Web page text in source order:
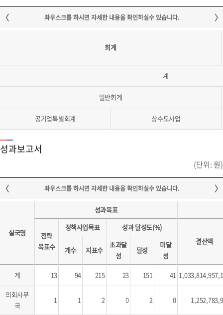
회계
계
일반회계
공기업특별회계 상수도사업
성과보고서
(단위: 원)
실국명
성과목표
전략
목표수
정책사업목표
성과 달성도(%)
결산액
개수
지표수
초과달
성
달성
미달
성
계 13 94 215 23 151 41
의회사무
국
1 1 2 0 2 0